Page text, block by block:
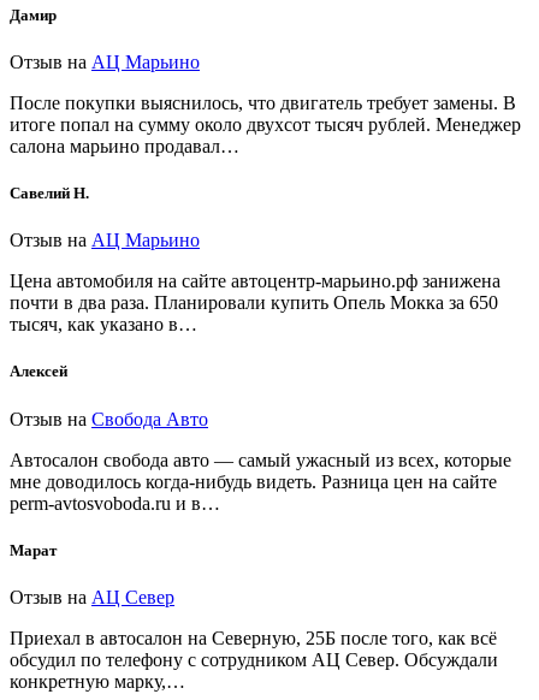
Дамир
Отзыв на АЦ Марьино
После покупки выяснилось, что двигатель требует замены. В
итоге попал на сумму около двухсот тысяч рублей. Менеджер
салона марьино продавал…
Савелий Н.
Отзыв на АЦ Марьино
Цена автомобиля на сайте автоцентр-марьино.рф занижена
почти в два раза. Планировали купить Опель Мокка за 650
тысяч, как указано в…
Алексей
Отзыв на Свобода Авто
Автосалон свобода авто — самый ужасный из всех, которые
мне доводилось когда-нибудь видеть. Разница цен на сайте
perm-avtosvoboda.ru и в…
Марат
Отзыв на АЦ Север
Приехал в автосалон на Северную, 25Б после того, как всё
обсудил по телефону с сотрудником АЦ Север. Обсуждали
конкретную марку,…